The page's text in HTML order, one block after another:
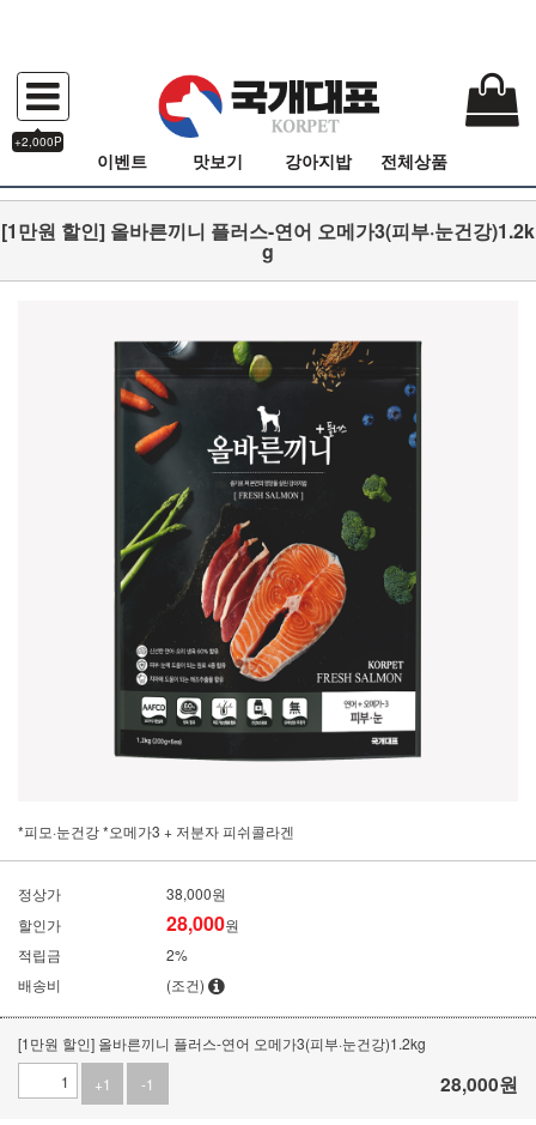
+2,000P
이벤트 맛보기 강아지밥 전체상품
[1만원 할인] 올바른끼니 플러스-연어 오메가3(피부·눈건강)1.2k
g
*피모·눈건강 *오메가3 + 저분자 피쉬콜라겐
정상가
38,000원
할인가
28,000원
적립금
2%
배송비
(조건)
[1만원 할인] 올바른끼니 플러스-연어 오메가3(피부·눈건강)1.2kg
+1
-1 28,000원